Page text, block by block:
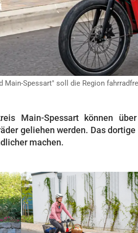
Main-Spessart" soll die Region
Main-Spessart können
geliehen werden. Das
machen.